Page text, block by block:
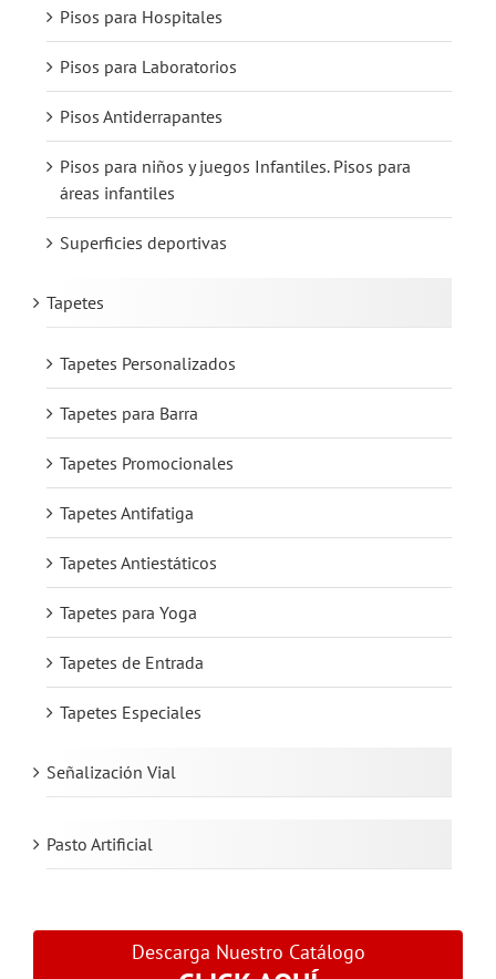
Pisos para Hospitales
Pisos para Laboratorios
Pisos Antiderrapantes
Pisos para niños y juegos Infantiles. Pisos para
áreas infantiles
Superficies deportivas
Tapetes
Tapetes Personalizados
Tapetes para Barra
Tapetes Promocionales
Tapetes Antifatiga
Tapetes Antiestáticos
Tapetes para Yoga
Tapetes de Entrada
Tapetes Especiales
Señalización Vial
Pasto Artificial
Descarga Nuestro Catálogo